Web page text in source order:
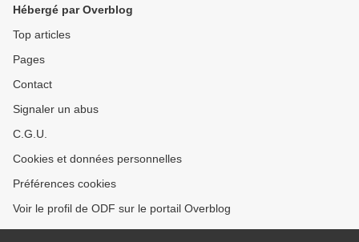
Hébergé par Overblog
Top articles
Pages
Contact
Signaler un abus
C.G.U.
Cookies et données personnelles
Préférences cookies
Voir le profil de ODF sur le portail Overblog